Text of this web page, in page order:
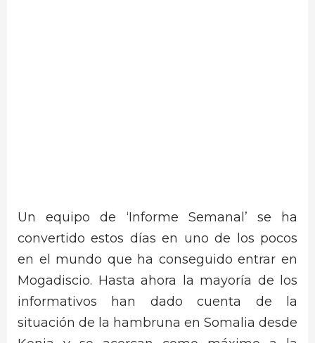
Un equipo de ‘Informe Semanal’ se ha
convertido estos días en uno de los pocos
en el mundo que ha conseguido entrar en
Mogadiscio. Hasta ahora la mayoría de los
informativos han dado cuenta de la
situación de la hambruna en Somalia desde